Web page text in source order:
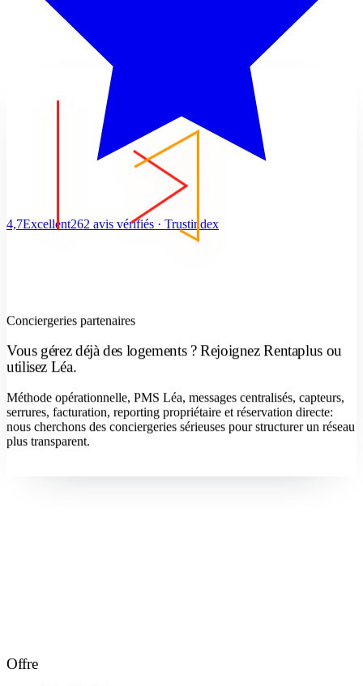
4,7Excellent262 avis vérifiés · Trustindex
Conciergeries partenaires
Vous gérez déjà des logements ? Rejoignez Rentaplus ou
utilisez Léa.
Méthode opérationnelle, PMS Léa, messages centralisés, capteurs,
serrures, facturation, reporting propriétaire et réservation directe:
nous cherchons des conciergeries sérieuses pour structurer un réseau
plus transparent.
Offre